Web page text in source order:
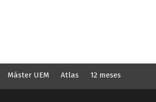
Máster UEM Atlas 12 meses